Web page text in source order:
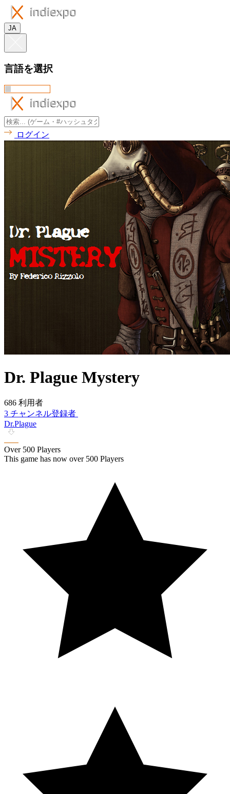
JA
言語を選択
ログイン
Dr. Plague Mystery
686 利用者
3 チャンネル登録者
Dr.Plague
Over 500 Players
This game has now over 500 Players